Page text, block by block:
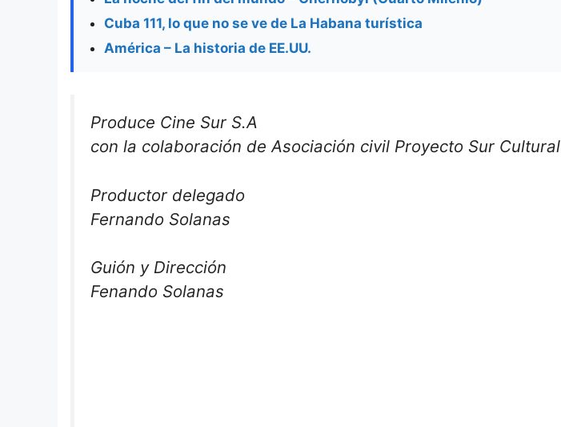
Cuba 111, lo que no se ve de La Habana turística
América – La historia de EE.UU.
Produce Cine Sur S.A
con la colaboración de Asociación civil Proyecto Sur Cultural
Productor delegado
Fernando Solanas
Guión y Dirección
Fenando Solanas